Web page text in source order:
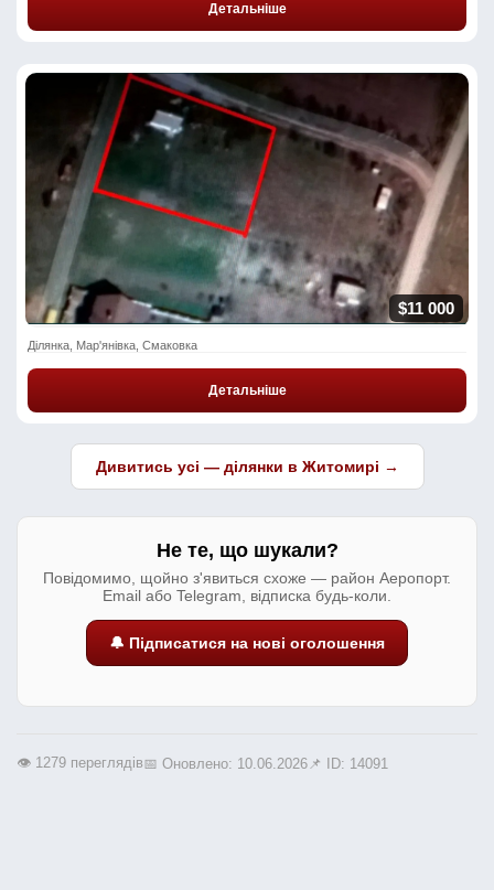
Детальніше
$11 000
Ділянка, Мар'янівка, Смаковка
Детальніше
Дивитись усі — ділянки в Житомирі →
Не те, що шукали?
Повідомимо, щойно з'явиться схоже — район Аеропорт.
Email або Telegram, відписка будь-коли.
🔔 Підписатися на нові оголошення
👁️ 1279 переглядів📅 Оновлено: 10.06.2026📌 ID: 14091